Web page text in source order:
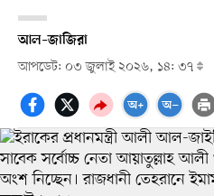
আল–জাজিরা
আপডেট: ০৩ জুলাই ২০২৬, ১৪: ৩৭